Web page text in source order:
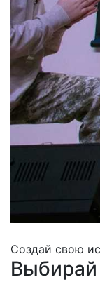
Создай свою
Выбирай